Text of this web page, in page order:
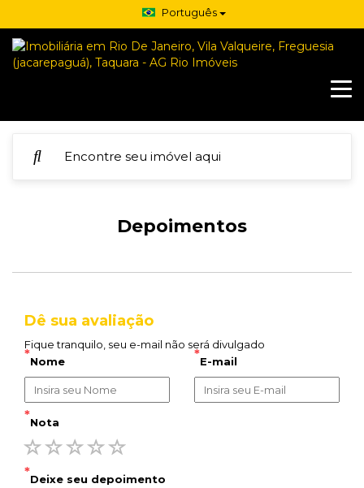
Português
Depoimentos
Dê sua avaliação
Fique tranquilo, seu e-mail não será divulgado
*Nome *E-mail
*Nota
*Deixe seu depoimento